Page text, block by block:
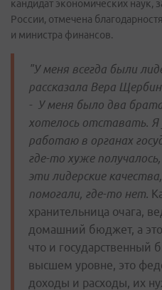
кандидат экономических наук,
России, отмечена
и министра финансов.
"У меня всегда были
рассказала Вера
- У меня было два
хотелось отставать.
работаю в органах
где-то хуже
эти лидерские
помогали, где-то нет.
хранительница очага,
домашний бюджет, а
что и государственный
высшем уровне, это
доходы и расходы, их